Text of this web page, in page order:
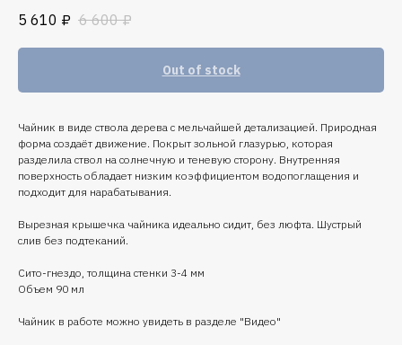
5 610 ₽ 6 600 ₽
Out of stock
Чайник в виде ствола дерева с мельчайшей детализацией. Природная
форма создаёт движение. Покрыт зольной глазурью, которая
разделила ствол на солнечную и теневую сторону. Внутренняя
поверхность обладает низким коэффициентом водопоглащения и
подходит для нарабатывания.
Вырезная крышечка чайника идеально сидит, без люфта. Шустрый
слив без подтеканий.
Сито-гнездо, толщина стенки 3-4 мм
Объем 90 мл
Чайник в работе можно увидеть в разделе "Видео"